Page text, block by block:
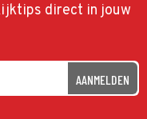
direct in jouw
AANMELDEN